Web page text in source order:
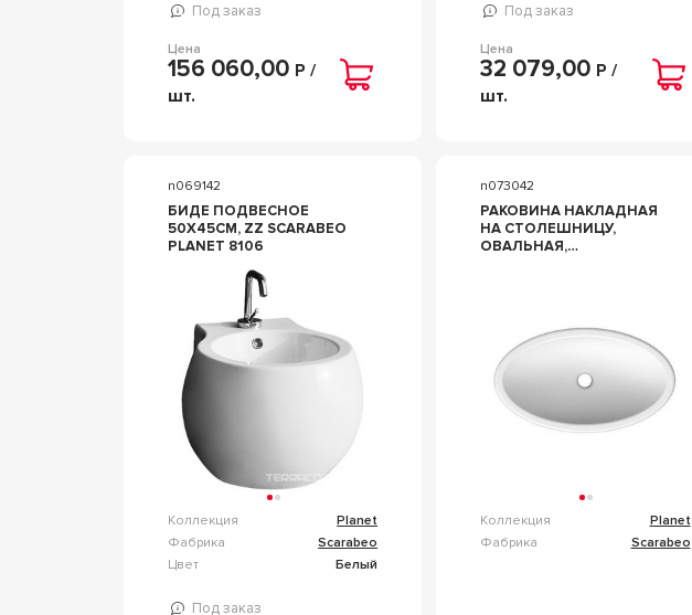
Под заказ
Цена
156 060,00 Р /
шт.
Под заказ
Цена
32 079,00 Р /
шт.
n069142
БИДЕ ПОДВЕСНОЕ
50X45СМ, ZZ SCARABEO
PLANET 8106
Коллекция
Planet
Фабрика
Scarabeo
Цвет
Белый
Под заказ
n073042
РАКОВИНА НАКЛАДНАЯ
НА СТОЛЕШНИЦУ,
ОВАЛЬНАЯ,
Коллекция
Planet
Фабрика
Scarabeo